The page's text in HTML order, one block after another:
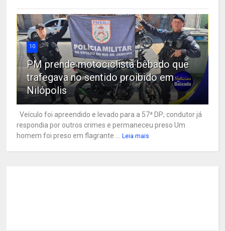
10
PM prende motociclista bêbado que
trafegava no sentido proibido em
Nilópolis
Veículo foi apreendido e levado para a 57ª DP; condutor já
respondia por outros crimes e permaneceu preso Um
homem foi preso em flagrante ...
Leia mais